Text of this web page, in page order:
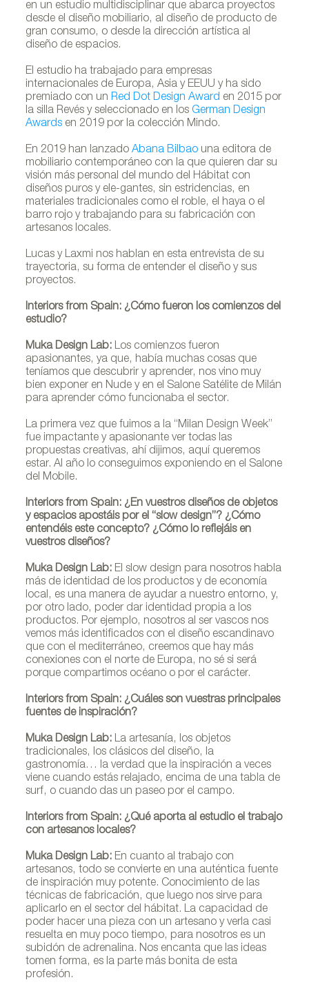
en un estudio multidisciplinar que abarca proyectos
desde el diseño mobiliario, al diseño de producto de
gran consumo, o desde la dirección artística al
diseño de espacios.
El estudio ha trabajado para empresas
internacionales de Europa, Asia y EEUU y ha sido
premiado con unRed Dot Design Award en 2015 por
la silla Revés y seleccionado en los German Design
Awards en 2019 por la colección Mindo.
En 2019 han lanzadoAbana Bilbao una editora de
mobiliario contemporáneo con la que quieren dar su
visión más personal del mundo del Hábitat con
diseños puros y ele-gantes, sin estridencias, en
materiales tradicionales como el roble, el haya o el
barro rojo y trabajando para su fabricación con
artesanos locales.
Lucas y Laxmi nos hablan en esta entrevista de su
trayectoria, su forma de entender el diseño y sus
proyectos.
Interiors from Spain: ¿Cómo fueron los comienzos del
estudio?
Muka Design Lab: Los comienzos fueron
apasionantes, ya que, había muchas cosas que
teníamos que descubrir y aprender, nos vino muy
bien exponer en Nude y en el Salone Satélite de Milán
para aprender cómo funcionaba el sector.
La primera vez que fuimos a la “Milan Design Week”
fue impactante y apasionante ver todas las
propuestas creativas, ahí dijimos, aquí queremos
estar. Al año lo conseguimos exponiendo en el Salone
del Mobile.
Interiors from Spain: ¿En vuestros diseños de objetos
y espacios apostáis por el “slow design”? ¿Cómo
entendéis este concepto? ¿Cómo lo reflejáis en
vuestros diseños?
Muka Design Lab: El slow design para nosotros habla
más de identidad de los productos y de economía
local, es una manera de ayudar a nuestro entorno, y,
por otro lado, poder dar identidad propia a los
productos. Por ejemplo, nosotros al ser vascos nos
vemos más identificados con el diseño escandinavo
que con el mediterráneo, creemos que hay más
conexiones con el norte de Europa, no sé si será
porque compartimos océano o por el carácter.
Interiors from Spain: ¿Cuáles son vuestras principales
fuentes de inspiración?
Muka Design Lab: La artesanía, los objetos
tradicionales, los clásicos del diseño, la
gastronomía… la verdad que la inspiración a veces
viene cuando estás relajado, encima de una tabla de
surf, o cuando das un paseo por el campo.
Interiors from Spain: ¿Qué aporta al estudio el trabajo
con artesanos locales?
Muka Design Lab: En cuanto al trabajo con
artesanos, todo se convierte en una auténtica fuente
de inspiración muy potente. Conocimiento de las
técnicas de fabricación, que luego nos sirve para
aplicarlo en el sector del hábitat. La capacidad de
poder hacer una pieza con un artesano y verla casi
resuelta en muy poco tiempo, para nosotros es un
subidón de adrenalina. Nos encanta que las ideas
tomen forma, es la parte más bonita de esta
profesión.